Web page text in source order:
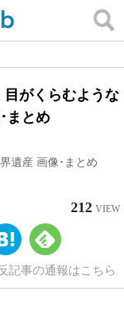
目がくらむような
まとめ
遺産 画像･まとめ
212 VIEW
記事の通報はこちら